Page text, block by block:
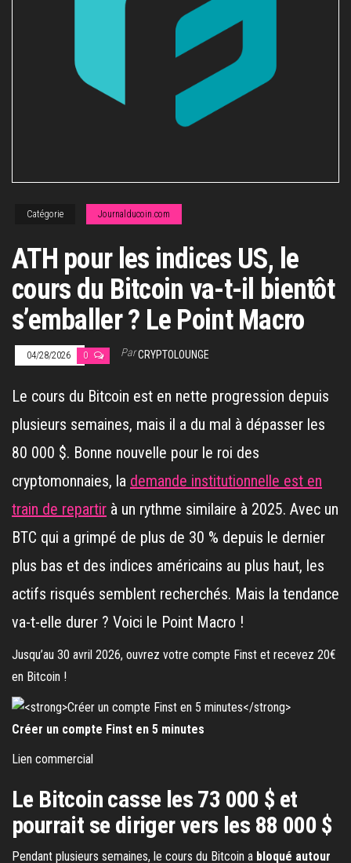
Catégorie Journalducoin.com
ATH pour les indices US, le
cours du Bitcoin va-t-il bientôt
s’emballer ? Le Point Macro
04/28/2026 0 ParCRYPTOLOUNGE
Le cours du Bitcoin est en nette progression depuis
plusieurs semaines, mais il a du mal à dépasser les
80 000 $. Bonne nouvelle pour le roi des
cryptomonnaies, la demande institutionnelle est en
train de repartir à un rythme similaire à 2025. Avec un
BTC qui a grimpé de plus de 30 % depuis le dernier
plus bas et des indices américains au plus haut, les
actifs risqués semblent recherchés. Mais la tendance
va-t-elle durer ? Voici le Point Macro !
Jusqu’au 30 avril 2026, ouvrez votre compte Finst et recevez 20€
en Bitcoin !
Créer un compte Finst en 5 minutes
Lien commercial
Le Bitcoin casse les 73 000 $ et
pourrait se diriger vers les 88 000 $
Pendant plusieurs semaines, le cours du Bitcoin a bloqué autour